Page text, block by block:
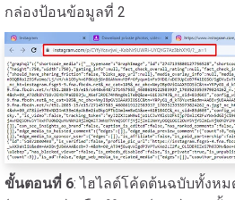
กล่องป้อนข้อมูลที่ 2
ขั้นตอนที่ 6: ไฮไลต์โค้ดต้นฉบับทั้งหม